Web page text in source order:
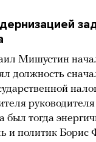
Мишустин
должность
был тогда
и политик Борис